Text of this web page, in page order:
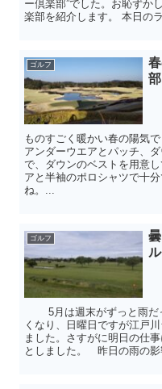
ー倶楽部”でした。お恥ずか
楽部を紹介します。 本日の
ゴルフ
ものすごく暖かい春の陽気
アンダーウエアとパッチ、
で、ダウンのベストを用意
アと半袖のポロシャツで十
ね。...
ゴルフ
5月は週末がずっと雨だ
くなり、日曜日ですが江戸
ました。さすがに明日の仕
としました。 昨日の雨の影